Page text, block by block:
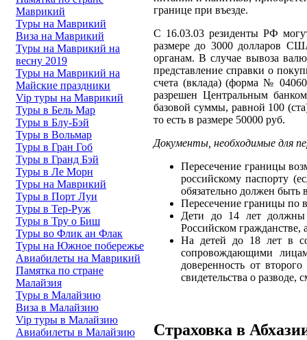
Маврикий
Туры на Маврикий
Виза на Маврикий
Туры на Маврикий на
весну 2019
Туры на Маврикий на
Майские праздники
Vip туры на Маврикий
Туры в Бель Мар
Туры в Блу-Бэй
Туры в Вольмар
Туры в Гран Гоб
Туры в Гранд Бэй
Туры в Ле Морн
Туры на Маврикий
Туры в Порт Луи
Туры в Тер-Руж
Туры в Тру о Биш
Туры во Флик ан Флак
Туры на Южное побережье
Авиабилеты на Маврикий
Памятка по стране
Малайзия
Туры в Малайзию
Виза в Малайзию
Vip туры в Малайзию
Авиабилеты в Малайзию
границе при въезде.
С 16.03.03 резиденты РФ
размере до 3000 долларов
органам. В случае вывоза
представление справки о
счета (вклада) (форма №
разрешен Центральным
базовой суммы, равной 100
то есть в размере 50000 руб.
Документы, необходимые для
Пересечение границы
российскому паспорту
обязательно должен быть
Пересечение границы по
Дети до 14 лет должны
Российском гражданстве,
На детей до 18 лет в
сопровождающими
доверенность от
свидетельства о
Страховка в